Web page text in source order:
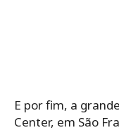
E por fim, a
Center, em São